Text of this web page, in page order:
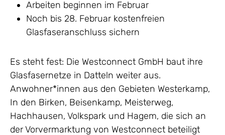
Arbeiten beginnen im Februar
Noch bis 28. Februar kostenfreien
Glasfaseranschluss sichern
Es steht fest: Die Westconnect GmbH baut ihre
Glasfasernetze in Datteln weiter aus.
Anwohner*innen aus den Gebieten Westerkamp,
In den Birken, Beisenkamp, Meisterweg,
Hachhausen, Volkspark und Hagem, die sich an
der Vorvermarktung von Westconnect beteiligt